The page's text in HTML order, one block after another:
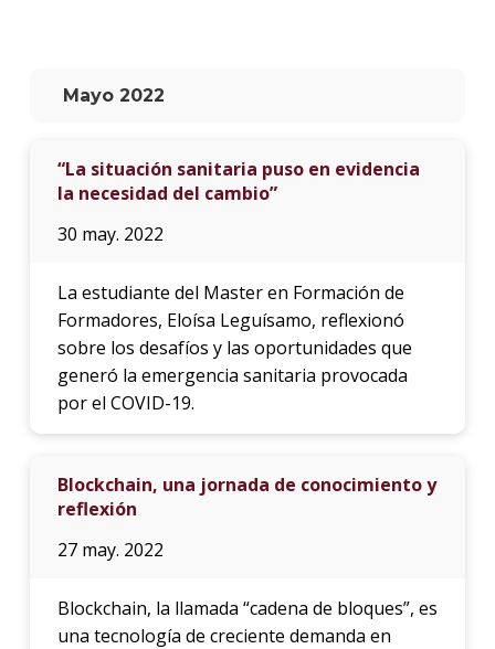
Mayo 2022
“La situación sanitaria puso en evidencia
la necesidad del cambio”
30 may. 2022
La estudiante del Master en Formación de
Formadores, Eloísa Leguísamo, reflexionó
sobre los desafíos y las oportunidades que
generó la emergencia sanitaria provocada
por el COVID-19.
Blockchain, una jornada de conocimiento y
reflexión
27 may. 2022
Blockchain, la llamada “cadena de bloques”, es
una tecnología de creciente demanda en